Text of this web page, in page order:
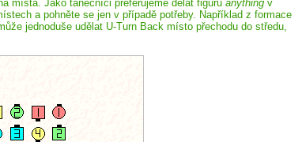
místa. Jako tanečníci preferujeme dělat figuru anything v
a pohněte se jen v případě potřeby. Například z formace
jednoduše udělat U-Turn Back místo přechodu do středu,